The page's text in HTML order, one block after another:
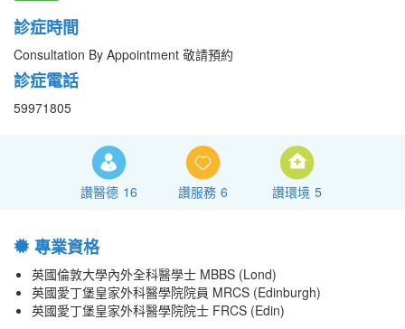
診症時間
Consultation By Appointment 敬請預約
診症電話
59971805
讚醫德 16 讚服務 6 讚環境 5
專業資格
英國倫敦大學內外全科醫學士 MBBS (Lond)
英國愛丁堡皇家外科醫學院院員 MRCS (Edinburgh)
英國愛丁堡皇家外科醫學院院士 FRCS (Edin)